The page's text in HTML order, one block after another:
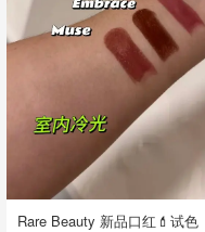
Rare Beauty 新品口红💄试色